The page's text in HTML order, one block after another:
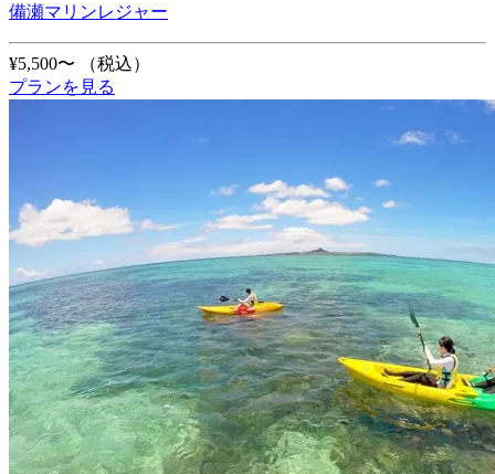
備瀬マリンレジャー
¥5,500〜
（税込）
プランを見る